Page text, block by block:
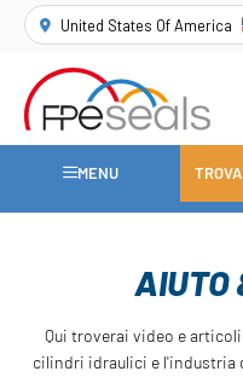
United States Of America
MENU
AIUTO
Qui troverai video e
cilindri idraulici e l'industria